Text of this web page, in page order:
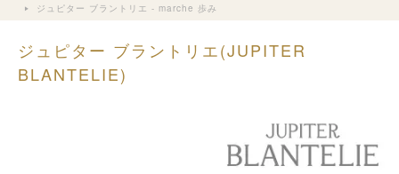
ジュピター ブラントリエ - marche 歩み
ジュピター ブラントリエ(JUPITER
BLANTELIE)